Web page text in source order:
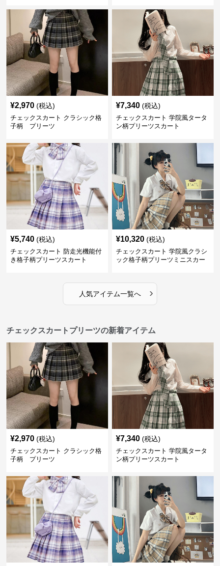
¥2,970 (税込)
チェックスカート クラシック格
子柄 プリーツ
¥7,340 (税込)
チェックスカート 学院風タータ
ン柄プリーツスカート
¥5,740 (税込)
チェックスカート 防走光機能付
き格子柄プリーツスカート
¥10,320 (税込)
チェックスカート 学院風クラシ
ック格子柄プリーツミニスカー
人気アイテム一覧へ ›
チェックスカートプリーツの新着アイテム
¥2,970 (税込)
チェックスカート クラシック格
子柄 プリーツ
¥7,340 (税込)
チェックスカート 学院風タータ
ン柄プリーツスカート